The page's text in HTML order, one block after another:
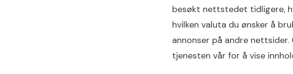
besøkt nettstedet tidligere,
hvilken valuta du ønsker å
annonser på andre
tjenesten vår for å vise